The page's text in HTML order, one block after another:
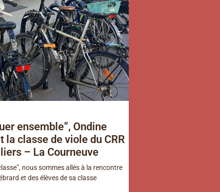
ensemble”, Ondine
la classe de viole du CRR
– La Courneuve
nous sommes allés à la rencontre
et des élèves de sa classe